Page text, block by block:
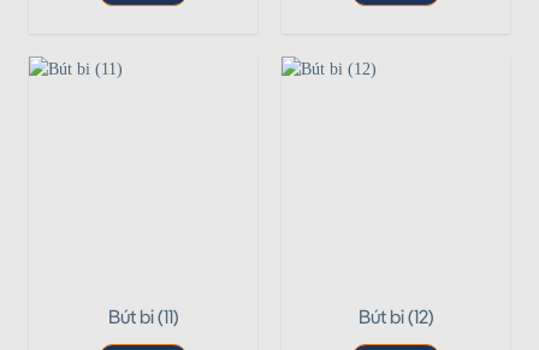
Bút bi (11) Bút bi (12)